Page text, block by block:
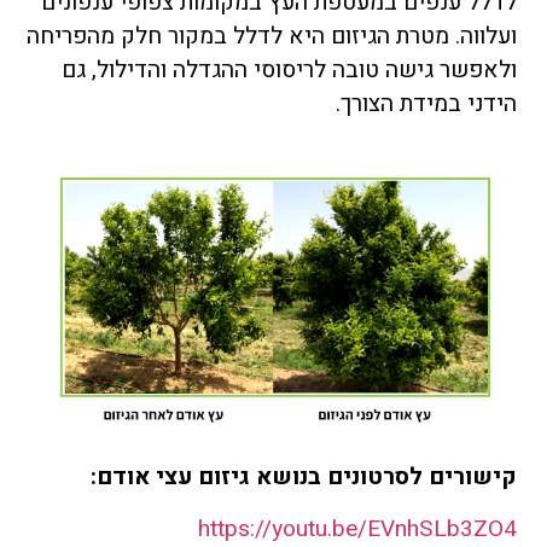
ועלווה. מטרת הגיזום היא לדלל במקור חלק מהפריחה
ולאפשר גישה טובה לריסוסי ההגדלה והדילול, גם
הידני במידת הצורך.
קישורים לסרטונים בנושא גיזום עצי אודם:
https://youtu.be/EVnhSLb3ZO4